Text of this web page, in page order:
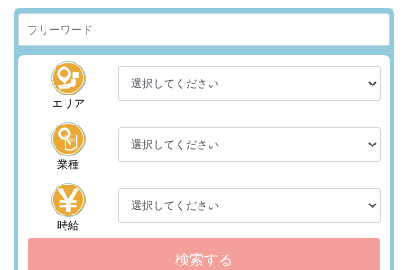
エリア
業種
時給
検索する